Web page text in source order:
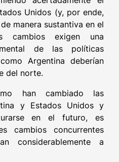
Unidos (y, por ende,
manera sustantiva en el
cambios exigen una
de las políticas
Argentina deberían
del norte.
han cambiado las
y Estados Unidos y
en el futuro, es
cambios concurrentes
considerablemente a